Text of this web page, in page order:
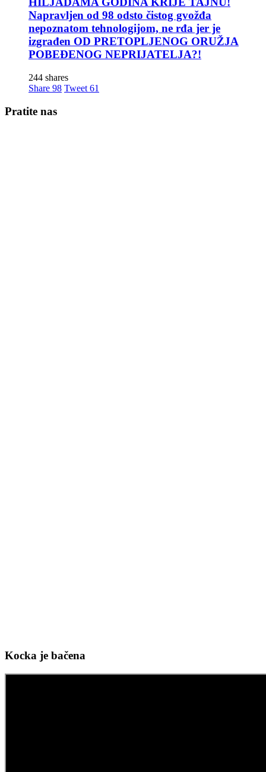
Napravljen od 98 odsto čistog gvožđa
nepoznatom tehnologijom, ne rđa jer je
izgrađen OD PRETOPLJENOG ORUŽJA
POBEĐENOG NEPRIJATELJA?!
244 shares
Share 98 Tweet 61
Pratite nas
Kocka je bačena